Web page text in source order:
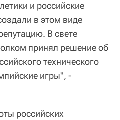
и российские
в этом виде
В свете
принял решение об
технического
игры", -
российских